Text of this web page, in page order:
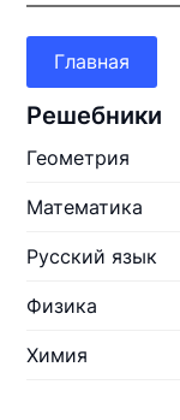
Главная
Решебники
Геометрия
Математика
Русский язык
Физика
Химия